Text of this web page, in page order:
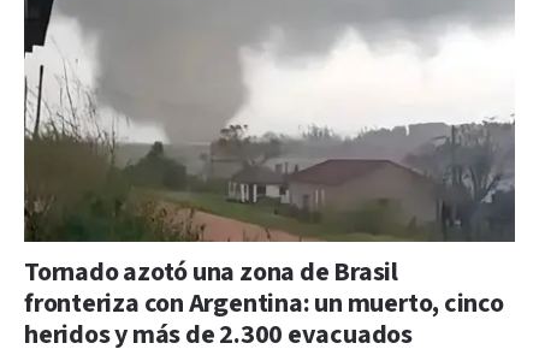
Tornado azotó una zona de Brasil
fronteriza con Argentina: un muerto, cinco
heridos y más de 2.300 evacuados